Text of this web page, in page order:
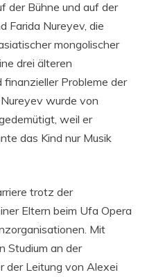
der Bühne und auf der
Farida Nureyev, die
mongolischer
drei älteren
Probleme der
wurde von
weil er
das Kind nur Musik
trotz der
Eltern beim Ufa Opera
Mit
Studium an der
der Leitung von Alexei